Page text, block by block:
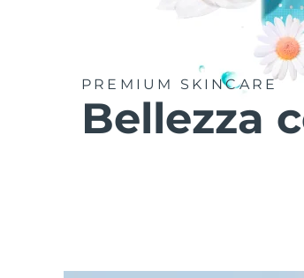
PREMIUM SKINCARE
Bellezza